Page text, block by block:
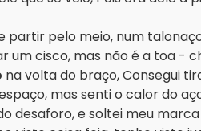
partir pelo meio, num
um cisco, mas não é a toa -
na volta do braço, Consegui
mas senti o calor do
desaforo, e soltei meu